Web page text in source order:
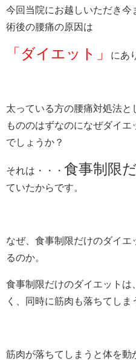
今回当院にお越しいただき
術後の腰痛の原因は
「ダイエット」 にあ
太っている方の腰痛対処法
もののはずなのになぜダイ
でしょうか？
それは・・・ 食事制限
ていたからです。
なぜ、食事制限だけのダイ
るのか。
食事制限だけのダイエットは
く、同時に筋肉も落ちてしま
筋肉が落ちてしまうと体を